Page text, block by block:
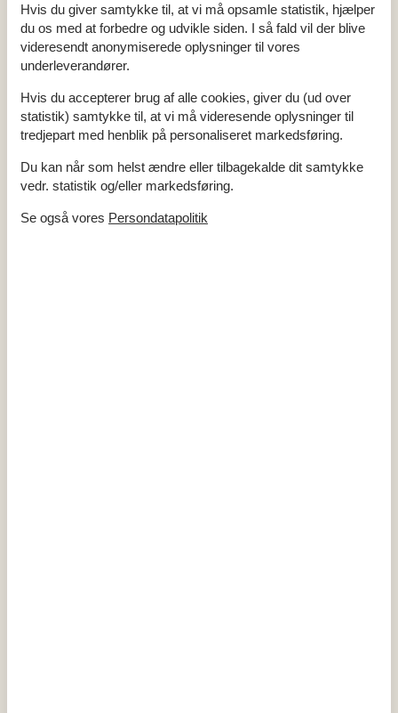
Alle faciliteter
Hus Info
Antal husdyr 2
Antal voksne
Bruser
Byggeår 1938
Grundareal / Naturgrund 790 m²
Husareal 130 m²
Renoveringsår
2025
WC
Afstand golfbane 14,5 km
Hvis du giver samtykke til, at vi må opsamle statistik, hjælper
du os med at forbedre og udvikle siden. I så fald vil der blive
videresendt anonymiserede oplysninger til vores
underleverandører.
Hvis du accepterer brug af alle cookies, giver du (ud over
statistik) samtykke til, at vi må videresende oplysninger til
tredjepart med henblik på personaliseret markedsføring.
Du kan når som helst ændre eller tilbagekalde dit samtykke
vedr. statistik og/eller markedsføring.
Se også vores Persondatapolitik